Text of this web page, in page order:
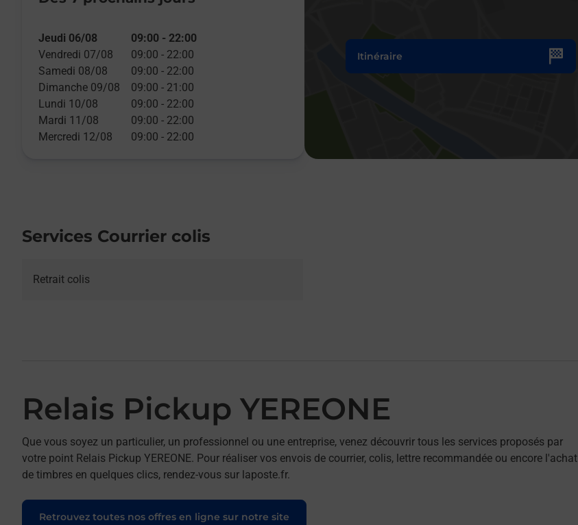
Jeudi 06/08 09:00 - 22:00
Vendredi 07/08
09:00 - 22:00
Samedi 08/08
09:00 - 22:00
Dimanche 09/08
09:00 - 21:00
Lundi 10/08
09:00 - 22:00
Mardi 11/08
09:00 - 22:00
Mercredi 12/08
09:00 - 22:00
Itinéraire
Services Courrier colis
Retrait colis
Relais Pickup YEREONE
Que vous soyez un particulier, un professionnel ou une entreprise, venez découvrir tous les services proposés par
votre point Relais Pickup YEREONE. Pour réaliser vos envois de courrier, colis, lettre recommandée ou encore l'achat
de timbres en quelques clics, rendez-vous sur laposte.fr.
Retrouvez toutes nos offres en ligne sur notre site